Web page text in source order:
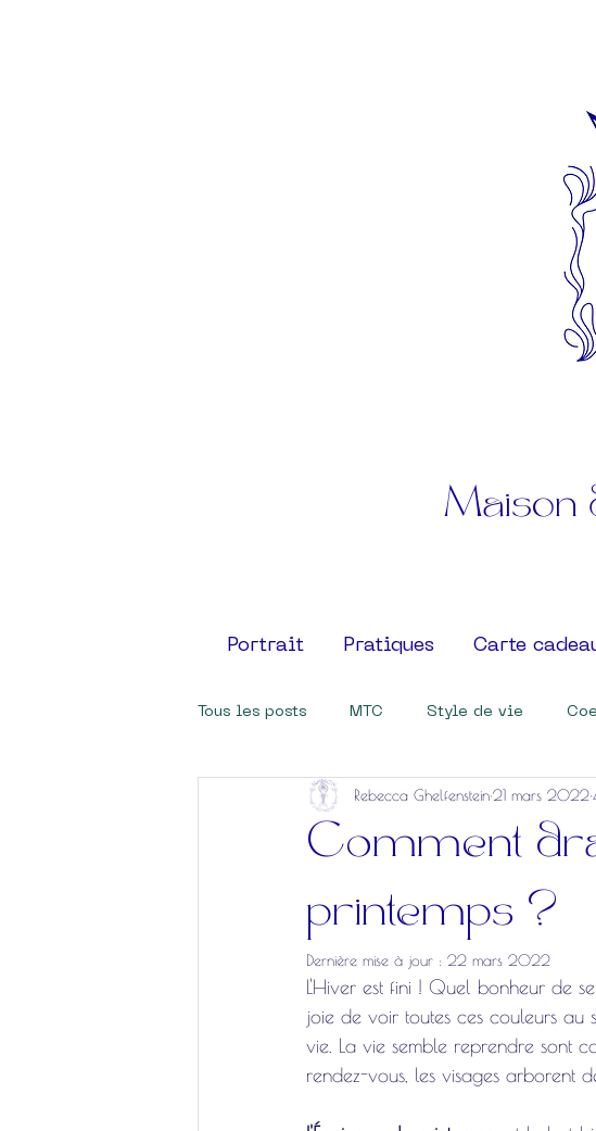
Maison
Portrait Pratiques Carte
Tous les posts MTC Style de vie
Comment
printemps ?
Rebecca Ghelfenstein21 mars 2022
Dernière mise à jour : 22 mars 2022
L'Hiver est fini ! Quel bonheur de
joie de voir toutes ces couleurs au
vie. La vie semble reprendre sont
rendez-vous, les visages arborent